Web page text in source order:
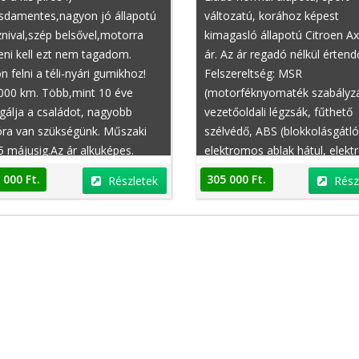
Peugeot 108 Dacia Lodgy
jó állapotú
belsővel,motorra
kell ezt nem tagadom.
felni a téli-nyári gumikhoz!
km. Több,mint 10 éve
a családot, nagyobb
van szükségünk. Műszaki
májusig.Az ár alkuképes.
000 Ft.
Részletek
változatú, korához képest
kimagasló állapotú Citroen
ár. Az ár regadó nélkül
Felszereltség: MSR
(motorféknyomaték
vezetőoldali légzsák, fűthető
szélvédő, ABS
elektromos ablak hátul,
ülésállítás vezetőoldal,
légzsák
305 000 Ft.